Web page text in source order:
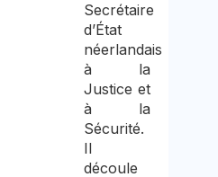
Secrétaire
d’État
néerlandais
à la
Justice et
à la
Sécurité.
Il
découle